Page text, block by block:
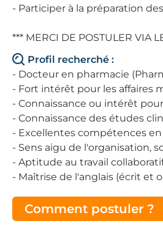
- Participer à la préparation
*** MERCI DE POSTULER VIA
Profil recherché :
- Docteur en pharmacie
- Fort intérêt pour les affaires
- Connaissance ou intérêt
- Connaissance des études
- Excellentes compétences
- Sens aigu de l'organisation,
- Aptitude au travail
- Maîtrise de l'anglais (écrit et
Comment postuler ?